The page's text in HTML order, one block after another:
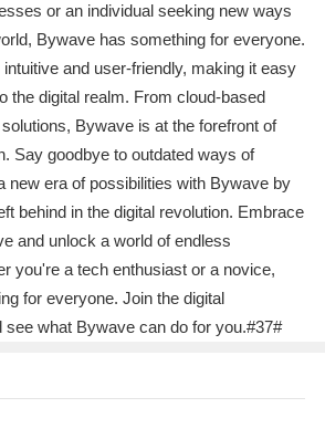
or an individual seeking new ways
Bywave has something for everyone.
and user-friendly, making it easy
the digital realm. From cloud-based
Bywave is at the forefront of
Say goodbye to outdated ways of
new era of possibilities with Bywave by
behind in the digital revolution. Embrace
and unlock a world of endless
you're a tech enthusiast or a novice,
for everyone. Join the digital
see what Bywave can do for you.#37#